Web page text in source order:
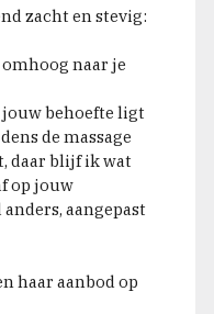
zacht en stevig:
naar je
behoefte ligt
de massage
daar blijf ik wat
op jouw
aangepast
haar aanbod op